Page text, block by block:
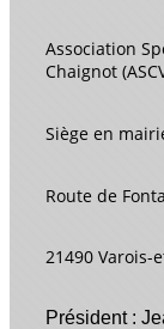
Association
Chaignot
Siège en
Route de
21490 Varois-
Président :